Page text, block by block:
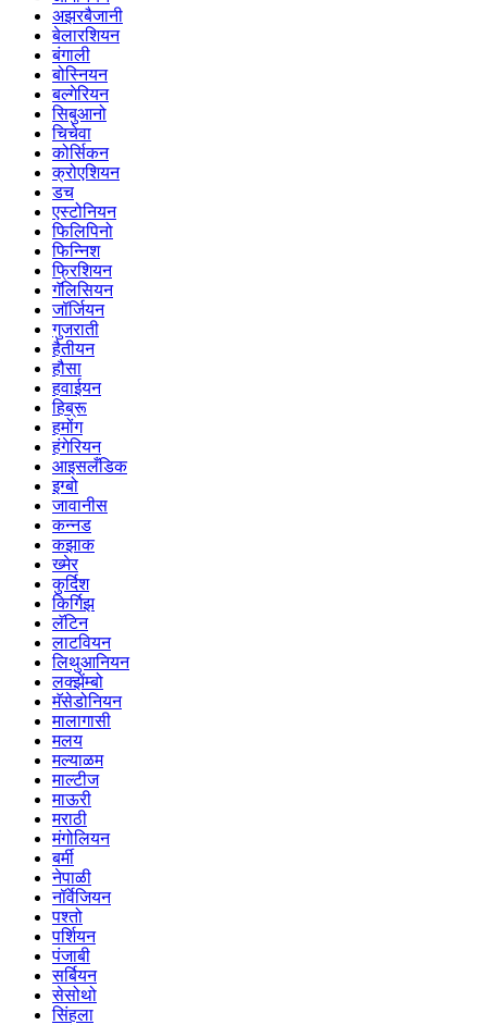
अझरबैजानी
बेलारशियन
बंगाली
बोस्नियन
बल्गेरियन
सिबुआनो
चिचेवा
कोर्सिकन
क्रोएशियन
डच
एस्टोनियन
फिलिपिनो
फिन्निश
फ्रिशियन
गॅलिसियन
जॉर्जियन
गुजराती
हैतीयन
हौसा
हवाईयन
हिब्रू
हमोंग
हंगेरियन
आइसलँडिक
इग्बो
जावानीस
कन्नड
कझाक
ख्मेर
कुर्दिश
किर्गिझ
लॅटिन
लाटवियन
लिथुआनियन
लक्झेंम्बो
मॅसेडोनियन
मालागासी
मलय
मल्याळम
माल्टीज
माऊरी
मराठी
मंगोलियन
बर्मी
नेपाळी
नॉर्वेजियन
पश्तो
पर्शियन
पंजाबी
सर्बियन
सेसोथो
सिंहला